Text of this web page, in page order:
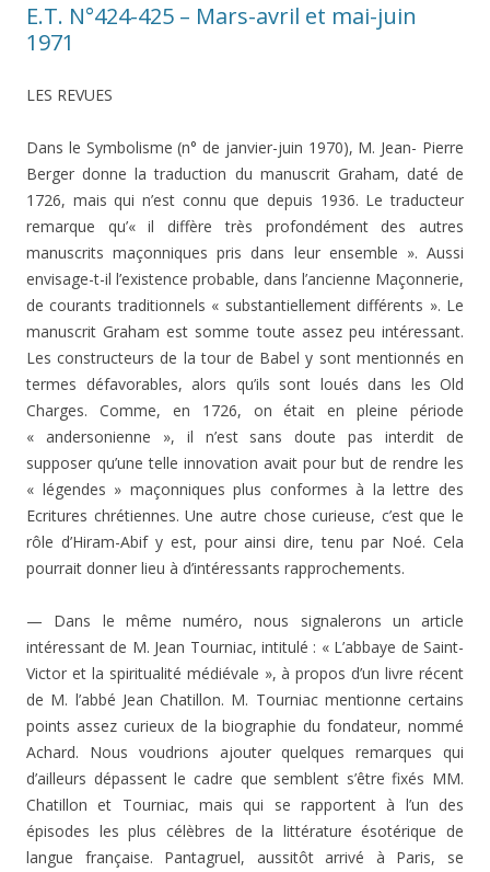
E.T. N°424-425 – Mars-avril et mai-juin
1971
LES REVUES
Dans le Symbolisme (n° de janvier-juin 1970), M. Jean- Pierre
Berger donne la traduction du manuscrit Graham, daté de
1726, mais qui n’est connu que depuis 1936. Le traducteur
remarque qu’« il diffère très profondément des autres
manuscrits maçonniques pris dans leur ensemble ». Aussi
envisage-t-il l’existence probable, dans l’ancienne Maçonnerie,
de courants traditionnels « substantiellement différents ». Le
manuscrit Graham est somme toute assez peu intéressant.
Les constructeurs de la tour de Babel y sont mentionnés en
termes défavorables, alors qu’ils sont loués dans les Old
Charges. Comme, en 1726, on était en pleine période
« andersonienne », il n’est sans doute pas interdit de
supposer qu’une telle innovation avait pour but de rendre les
« légendes » maçonniques plus confor­mes à la lettre des
Ecritures chrétiennes. Une autre cho­se curieuse, c’est que le
rôle d’Hiram-Abif y est, pour ainsi dire, tenu par Noé. Cela
pourrait donner lieu à d’intéressants rapprochements.
— Dans le même numéro, nous signalerons un article
intéressant de M. Jean Tourniac, intitulé : « L’abbaye de Saint-
Victor et la spiritualité médiévale », à propos d’un livre récent
de M. l’abbé Jean Chatillon. M. Tourniac mentionne certains
points assez curieux de la biographie du fondateur, nommé
Achard. Nous voudrions ajouter quel­ques remarques qui
d’ailleurs dépassent le cadre que sem­blent s’être fixés MM.
Chatillon et Tourniac, mais qui se rapportent à l’un des
épisodes les plus célèbres de la littérature ésotérique de
langue française. Pantagruel, aus­sitôt arrivé à Paris, se